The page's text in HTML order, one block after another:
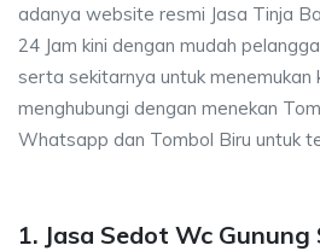
adanya website resmi Jasa Tinja
24 Jam kini dengan mudah
serta sekitarnya untuk menemukan
menghubungi dengan menekan
Whatsapp dan Tombol Biru untuk
1. Jasa Sedot Wc Gunung